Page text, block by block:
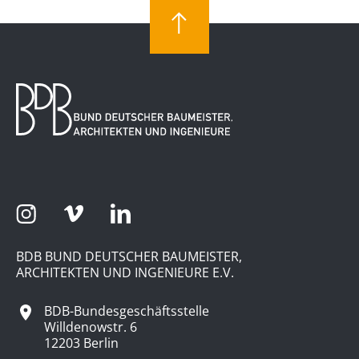
BDB BUND DEUTSCHER BAUMEISTER,
ARCHITEKTEN UND INGENIEURE E.V.
BDB-Bundesgeschäftsstelle
Willdenowstr. 6
12203 Berlin